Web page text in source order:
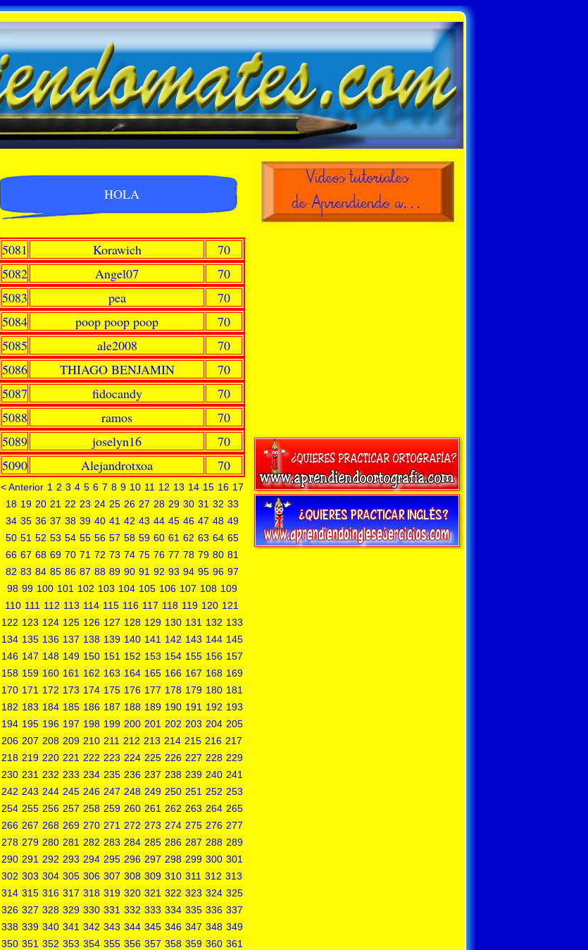
HOLA
5081 Korawich
70
5082
Angel07
70
5083
pea
70
5084
poop poop poop
70
5085
ale2008
70
5086
THIAGO BENJAMIN
70
5087
fidocandy
70
5088
ramos
70
5089
joselyn16
70
5090
Alejandrotxoa 70
< Anterior 1 2 3 4 5 6 7 8 9 10 11 12 13 14 15 16 17
18 19 20 21 22 23 24 25 26 27 28 29 30 31 32 33
34 35 36 37 38 39 40 41 42 43 44 45 46 47 48 49
50 51 52 53 54 55 56 57 58 59 60 61 62 63 64 65
66 67 68 69 70 71 72 73 74 75 76 77 78 79 80 81
82 83 84 85 86 87 88 89 90 91 92 93 94 95 96 97
98 99 100 101 102 103 104 105 106 107 108 109
110 111 112 113 114 115 116 117 118 119 120 121
122 123 124 125 126 127 128 129 130 131 132 133
134 135 136 137 138 139 140 141 142 143 144 145
146 147 148 149 150 151 152 153 154 155 156 157
158 159 160 161 162 163 164 165 166 167 168 169
170 171 172 173 174 175 176 177 178 179 180 181
182 183 184 185 186 187 188 189 190 191 192 193
194 195 196 197 198 199 200 201 202 203 204 205
206 207 208 209 210 211 212 213 214 215 216 217
218 219 220 221 222 223 224 225 226 227 228 229
230 231 232 233 234 235 236 237 238 239 240 241
242 243 244 245 246 247 248 249 250 251 252 253
254 255 256 257 258 259 260 261 262 263 264 265
266 267 268 269 270 271 272 273 274 275 276 277
278 279 280 281 282 283 284 285 286 287 288 289
290 291 292 293 294 295 296 297 298 299 300 301
302 303 304 305 306 307 308 309 310 311 312 313
314 315 316 317 318 319 320 321 322 323 324 325
326 327 328 329 330 331 332 333 334 335 336 337
338 339 340 341 342 343 344 345 346 347 348 349
350 351 352 353 354 355 356 357 358 359 360 361